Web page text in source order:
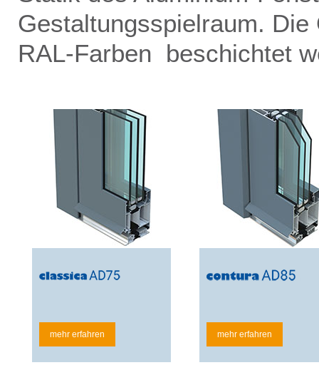
Gestaltungsspielraum.
RAL-Farben beschichtet
mehr erfahren mehr erfahren